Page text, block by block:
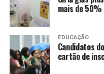
PRÓXIMO
Palmeiras e Flamengo
Libertadores
RECENTES
Fluminense goleia São
Copa Libertadores
mais de 50%
EDUCAÇÃO
Candidatos
cartão de